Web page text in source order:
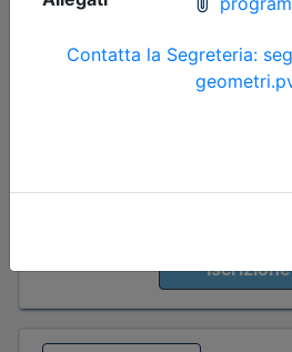
Durata:
FAD Streaming
Tipologia:corso
Iscrizione